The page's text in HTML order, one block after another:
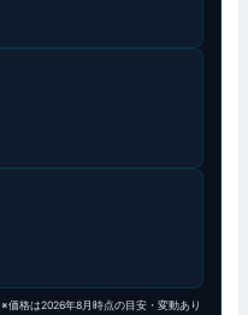
※価格は2026年8月時点の目安・変動あり